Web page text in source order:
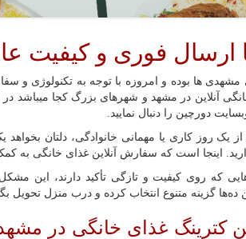
ارسال فوری و کیفیت
ها بوده و امروزه با توجه به تکنولوژی و
آنلاین در مشهد و شهرهای بزرگ کجا میباشد
دورچین را دنبال نمایید.
یک روز کاری یا مهمانی خانوادگی، دلتان
اینجا است که سفارش آنلاین غذای خانگی به
که روی کیفیت و تازگی تأکید دارند، این
ده‌ها گزینه متنوع انتخاب کرده و درب منزل تحویل
کترینگ غذای خانگی در